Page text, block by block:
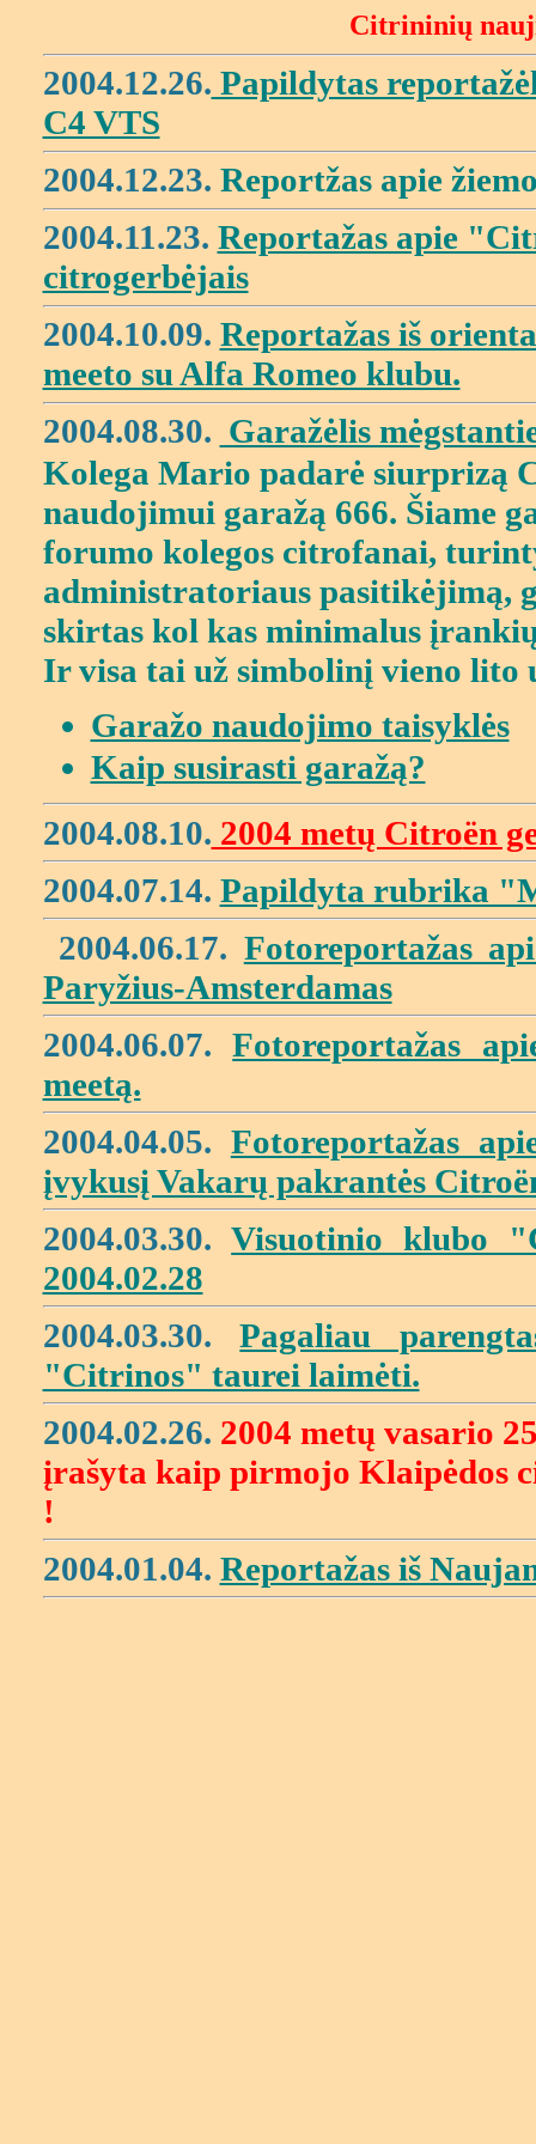
Citrininių
2004.12.26. Papildytas
C4 VTS
2004.12.23. Reportžas apie
2004.11.23. Reportažas apie
citrogerbėjais
2004.10.09. Reportažas iš
meeto su Alfa Romeo klubu.
2004.08.30. Garažėlis
Kolega Mario padarė siurprizą
naudojimui garažą 666. Šiame
forumo kolegos citrofanai,
administratoriaus pasitikėjimą,
skirtas kol kas minimalus
Ir visa tai už simbolinį vieno lito
Garažo naudojimo taisyklės
Kaip susirasti garažą?
2004.08.10. 2004 metų Citroën
2004.07.14. Papildyta rubrika
2004.06.17. Fotoreportažas
Paryžius-Amsterdamas
2004.06.07.Fotoreportažas
meetą.
2004.04.05. Fotoreportažas
įvykusį Vakarų pakrantės
2004.03.30. Visuotinio klubo
2004.02.28
2004.03.30.
Pagaliau
"Citrinos" taurei laimėti.
2004.02.26. 2004 metų vasario
įrašyta kaip pirmojo Klaipėdos
!
2004.01.04. Reportažas iš